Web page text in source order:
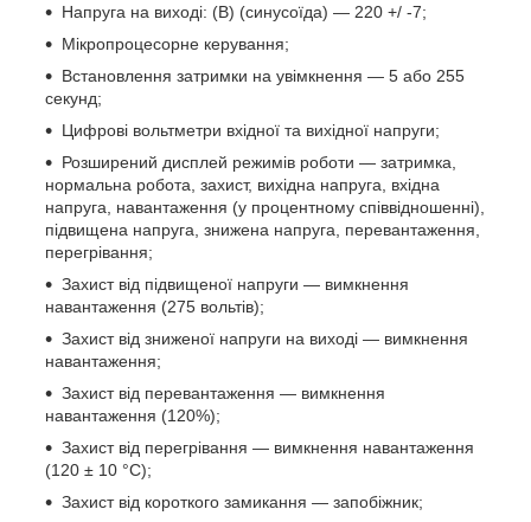
Напруга на виході: (В) (синусоїда) — 220 +/ -7;
Мікропроцесорне керування;
Встановлення затримки на увімкнення — 5 або 255
секунд;
Цифрові вольтметри вхідної та вихідної напруги;
Розширений дисплей режимів роботи — затримка,
нормальна робота, захист, вихідна напруга, вхідна
напруга, навантаження (у процентному співвідношенні),
підвищена напруга, знижена напруга, перевантаження,
перегрівання;
Захист від підвищеної напруги — вимкнення
навантаження (275 вольтів);
Захист від зниженої напруги на виході — вимкнення
навантаження;
Захист від перевантаження — вимкнення
навантаження (120%);
Захист від перегрівання — вимкнення навантаження
(120 ± 10 °C);
Захист від короткого замикання — запобіжник;